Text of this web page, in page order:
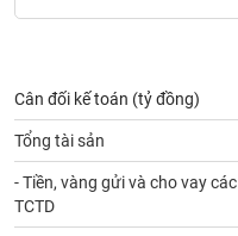
Cân đối kế toán (tỷ đồng)
Tổng tài sản
- Tiền, vàng gửi và cho vay các
TCTD
Công
Truyền
thông